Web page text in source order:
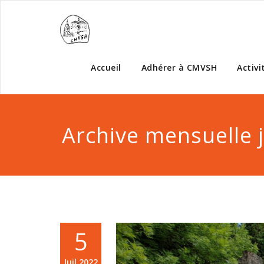
Accueil Adhérer à CMVSH
Archive mensuelle
5